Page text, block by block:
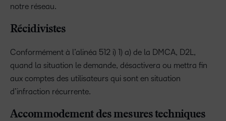
notre réseau.
Récidivistes
Conformément à l’alinéa 512 i) 1) a) de la DMCA, D2L,
quand la situation le demande, désactivera ou mettra fin
aux comptes des utilisateurs qui sont en situation
d’infraction récurrente.
Accommodement des mesures techniques